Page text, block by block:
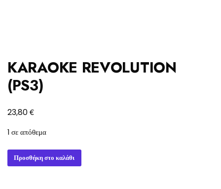
KARAOKE REVOLUTION
(PS3)
23,80€
1 σε απόθεμα
KARAOKE
REVOLUTION
Προσθήκη στο καλάθι